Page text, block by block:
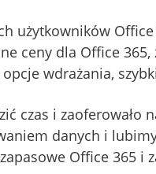
użytkowników
ceny dla Office
wdrażania,
czas i
danych i
Office 365